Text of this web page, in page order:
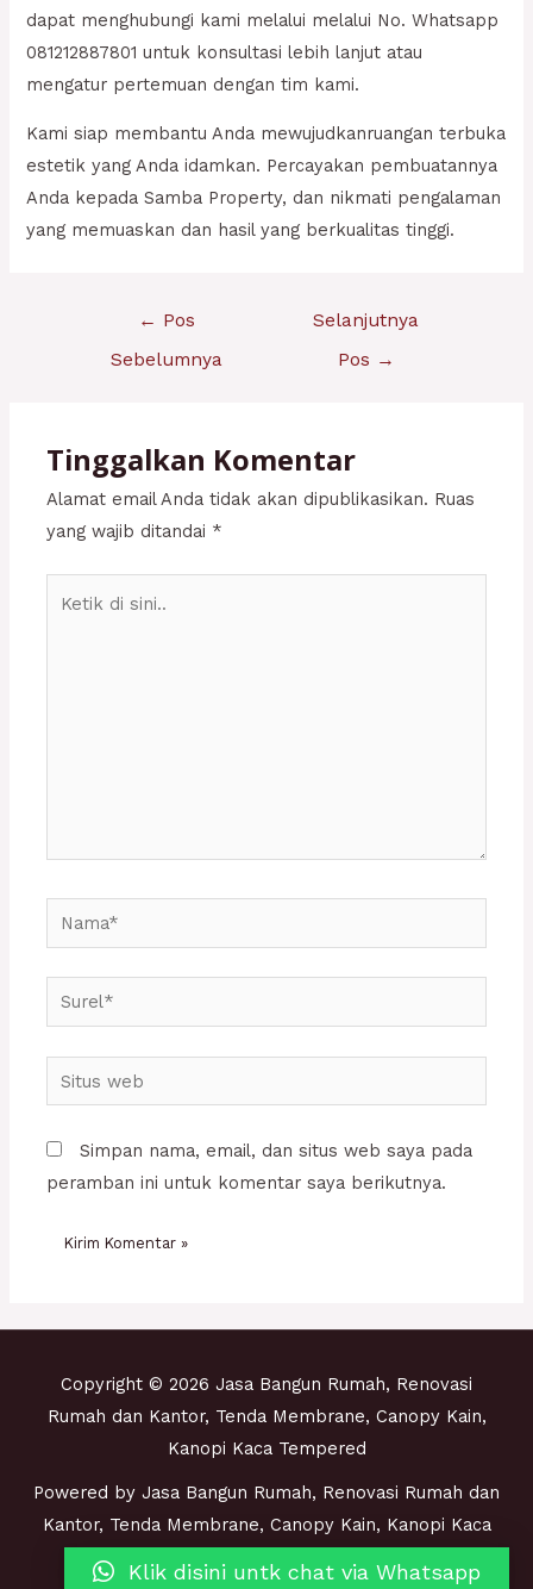
dapat menghubungi kami melalui melalui No. Whatsapp
081212887801 untuk konsultasi lebih lanjut atau
mengatur pertemuan dengan tim kami.
Kami siap membantu Anda mewujudkanruangan terbuka
estetik yang Anda idamkan. Percayakan pembuatannya
Anda kepada Samba Property, dan nikmati pengalaman
yang memuaskan dan hasil yang berkualitas tinggi.
← Pos
Sebelumnya
Selanjutnya
Pos →
Tinggalkan Komentar
Alamat email Anda tidak akan dipublikasikan. Ruas
yang wajib ditandai *
Nama*
Surel*
Situs
web
Simpan nama, email, dan situs web saya pada
peramban ini untuk komentar saya berikutnya.
Copyright © 2026 Jasa Bangun Rumah, Renovasi
Rumah dan Kantor, Tenda Membrane, Canopy Kain,
Kanopi Kaca Tempered
Powered by Jasa Bangun Rumah, Renovasi Rumah dan
Kantor, Tenda Membrane, Canopy Kain, Kanopi Kaca
Klik disini untk chat via Whatsapp